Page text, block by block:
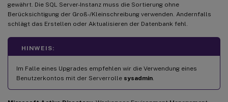
gewährt. Die SQL Server-Instanz muss die Sortierung ohne
Berücksichtigung der Groß-/Kleinschreibung verwenden. Andernfalls
schlägt das Erstellen oder Aktualisieren der Datenbank fehl.
HINWEIS:
Im Falle eines Upgrades empfehlen wir die Verwendung eines
Benutzerkontos mit der Serverrolle sysadmin